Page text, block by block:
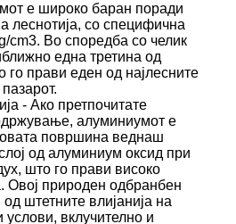
е широко баран поради
леснотија, со специфична
cm3. Во споредба со челик
една третина од
го прави еден од најлесните
- Ако претпочитате
алуминиумот е
површина веднаш
од алуминиум оксид при
што го прави високо
Овој природен одбранбен
штетните влијанија на
вклучително и